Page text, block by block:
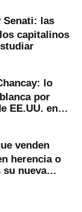
Senati: las
capitalinos
lo
por
EE.UU. en
venden
herencia o
nueva